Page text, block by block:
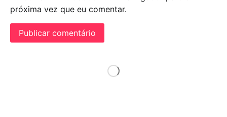
próxima vez que eu comentar.